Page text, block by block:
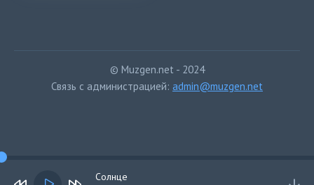
© Muzgen.net - 2024
Связь с администрацией: admin@muzgen.net
Солнце